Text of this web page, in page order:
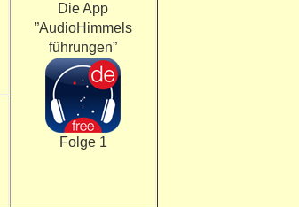
Die App
”AudioHimmels
führungen”
Folge 1